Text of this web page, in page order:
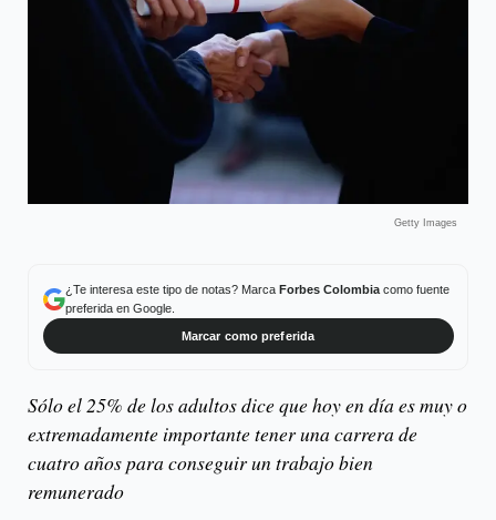
Getty Images
¿Te interesa este tipo de notas? Marca Forbes Colombiacomo fuente
preferida en Google.
Marcar como preferida
Sólo el 25% de los adultos dice que hoy en día es muy o
extremadamente importante tener una carrera de
cuatro años para conseguir un trabajo bien
remunerado